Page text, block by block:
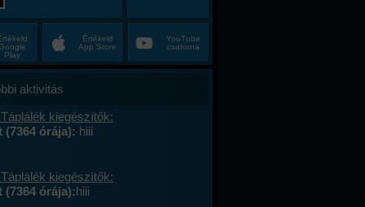
Play
Értékeld
App Store
YouTube
csatorna
aktivitás
kiegészítők:
(7364 órája): hiii
kiegészítők:
(7364 órája):hiii